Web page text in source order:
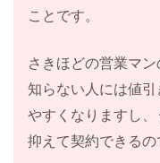
ことです。
さきほどの営業マ
知らない人には値
やすくなりますし
抑えて契約できるの